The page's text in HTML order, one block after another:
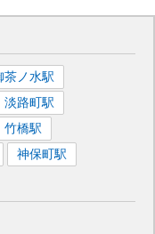
茶ノ水駅
淡路町駅
竹橋駅
神保町駅